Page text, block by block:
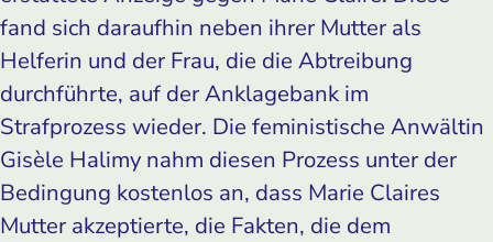
fand sich daraufhin neben ihrer Mutter als
Helferin und der Frau, die die Abtreibung
durchführte, auf der Anklagebank im
Strafprozess wieder. Die feministische Anwältin
Gisèle Halimy nahm diesen Prozess unter der
Bedingung kostenlos an, dass Marie Claires
Mutter akzeptierte, die Fakten, die dem